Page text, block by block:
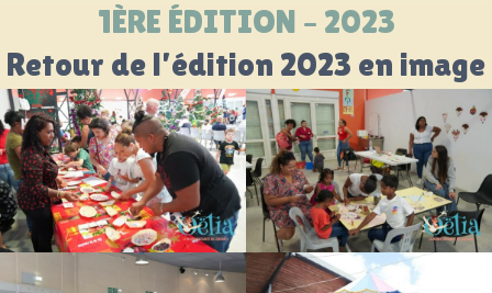
1ÈRE ÉDITION – 2023
Retour de l’édition 2023 en image